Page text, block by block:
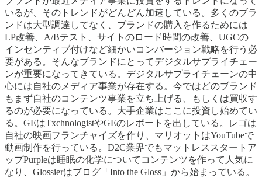
いるが、そのトレンドがどんどん加速している。多くのブラ
ンドは大型調達してなく、ブランドの購入を作るためには
LP改善、A/Bテスト、サイトのロード時間の改善、UGCの
インセンティブ付けなど細かいコンバージョン戦略を行う必
要がある。そんなブランドにとってデジタルサプライチェー
ンが重要になってきている。デジタルサプライチェーンの中
心には自社のメディア事業が存在する。今ではどのブランド
もまず自社のコンテンツ事業を立ち上げる、もしくは買収す
るのが必要になっている。大手企業はここに投資し始めてい
る。GEはTxchnologistやGEのレポートを出している。レゴは
自社の映画フランチャイズを作り、マリオットはYouTubeで
動画制作を行っている。D2C業界でもマットレススタートア
ップPurpleは睡眠の化学についてコンテンツを作って人気に
なり、Glossierはブログ「Into the Gloss」から始まっている。